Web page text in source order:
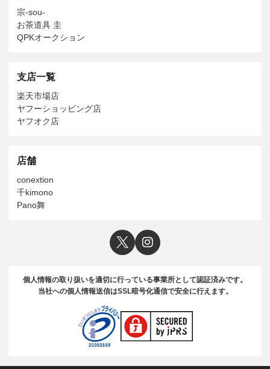
宗-sou-
お茶道具 圭
QPKオークション
支店一覧
楽天市場店
ヤフーショッピング店
ヤフオク店
店舗
conextion
千kimono
Pano舞
個人情報の取り扱いを適切に行っている事業所として認証済みです。
当社への個人情報送信はSSL暗号化通信で安全に行えます。